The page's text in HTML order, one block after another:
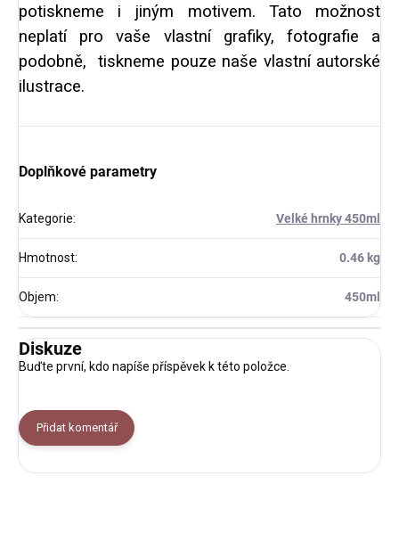
potiskneme i jiným motivem. Tato možnost
neplatí pro vaše vlastní grafiky, fotografie a
podobně, tiskneme pouze naše vlastní autorské
ilustrace.
Doplňkové parametry
Kategorie: Velké hrnky 450ml
Hmotnost: 0.46 kg
Objem: 450ml
Diskuze
Buďte první, kdo napíše příspěvek k této položce.
Přidat komentář